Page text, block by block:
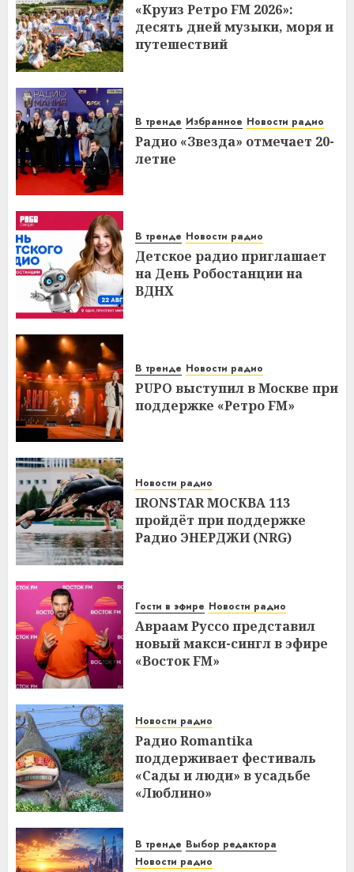
«Круиз Ретро FM 2026»:
десять дней музыки, моря и
путешествий
В тренде Избранное Новости радио
Радио «Звезда» отмечает 20-
летие
В тренде Новости радио
Детское радио приглашает
на День Робостанции на
ВДНХ
В тренде Новости радио
PUPO выступил в Москве при
поддержке «Ретро FM»
Новости радио
IRONSTAR МОСКВА 113
пройдёт при поддержке
Радио ЭНЕРДЖИ (NRG)
Гости в эфире Новости радио
Авраам Руссо представил
новый макси-сингл в эфире
«Восток FM»
Новости радио
Радио Romantika
поддерживает фестиваль
«Сады и люди» в усадьбе
«Люблино»
В тренде Выбор редактора
Новости радио